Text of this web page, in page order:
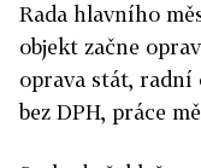
Rada hlavního
objekt začne
oprava stát,
bez DPH, práce